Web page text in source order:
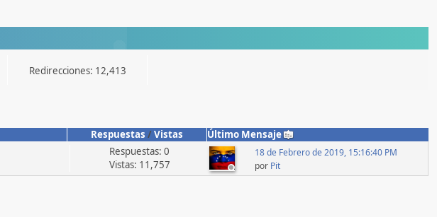
Redirecciones: 12,413
Respuestas /Vistas
Último Mensaje
Respuestas: 0
Vistas: 11,757
18 de Febrero de 2019, 15:16:40 PM
por Pit